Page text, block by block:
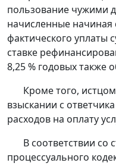
пользование чужими
начисленные начиная
фактического уплаты
ставке
8,25 % годовых также
Кроме того,
взыскании с
расходов на оплату
В соответствии со
процессуального